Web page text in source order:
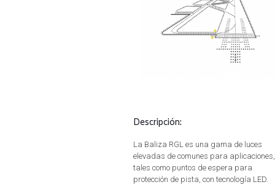
Descripción:
La Baliza RGL es una gama de luces
elevadas de comunes para aplicaciones,
tales como puntos de espera para
protección de pista, con tecnología LED.